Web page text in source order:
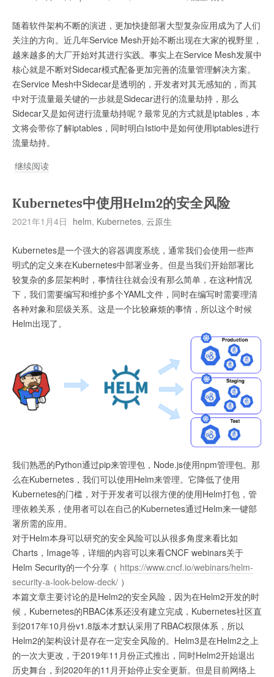
Trick
随着软件架构不断的演进，更加快捷部署大型复杂应用成为了人们
关注的方向。近几年Service Mesh开始不断出现在大家的视野里，
越来越多的大厂开始对其进行实践。事实上在Service Mesh发展中
核心就是不断对Sidecar模式配备更加完善的流量管理解决方案。
在Service Mesh中Sidecar是透明的，开发者对其无感知的，而其
中对于流量最关键的一步就是Sidecar进行的流量劫持，那么
Sidecar又是如何进行流量劫持呢？最常见的方式就是iptables，本
文将会带你了解iptables，同时明白Istio中是如何使用iptables进行
流量劫持。
继续阅读Service
的
iptables
量
劫
持
Kubernetes中使用Helm2的安全风险
2021年1月4日 helm, Kubernetes, 云原生
Kubernetes是一个强大的容器调度系统，通常我们会使用一些声
明式的定义来在Kubernetes中部署业务。但是当我们开始部署比
较复杂的多层架构时，事情往往就会没有那么简单，在这种情况
下，我们需要编写和维护多个YAML文件，同时在编写时需要理清
各种对象和层级关系。这是一个比较麻烦的事情，所以这个时候
Helm出现了。
我们熟悉的Python通过pip来管理包，Node.js使用npm管理包。那
么在Kubernetes，我们可以使用Helm来管理。它降低了使用
Kubernetes的门槛，对于开发者可以很方便的使用Helm打包，管
理依赖关系，使用者可以在自己的Kubernetes通过Helm来一键部
署所需的应用。
对于Helm本身可以研究的安全风险可以从很多角度来看比如
Charts，Image等，详细的内容可以来看CNCF webinars关于
Helm Security的一个分享（ https://www.cncf.io/webinars/helm-
security-a-look-below-deck/ ）
本篇文章主要讨论的是Helm2的安全风险，因为在Helm2开发的时
候，Kubernetes的RBAC体系还没有建立完成，Kubernetes社区直
到2017年10月份v1.8版本才默认采用了RBAC权限体系，所以
Helm2的架构设计是存在一定安全风险的。Helm3是在Helm2之上
的一次大更改，于2019年11月份正式推出，同时Helm2开始退出
历史舞台，到2020年的11月开始停止安全更新。但是目前网络上